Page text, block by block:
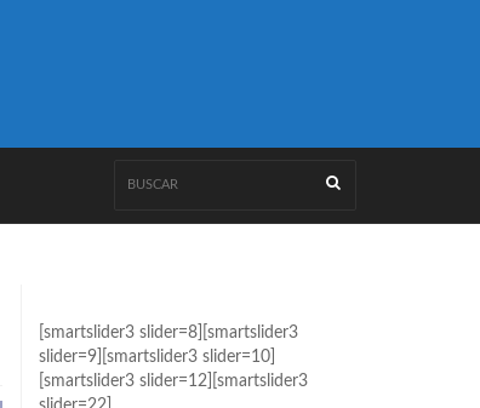
[smartslider3 slider=8][smartslider3
slider=9][smartslider3 slider=10]
[smartslider3 slider=12][smartslider3